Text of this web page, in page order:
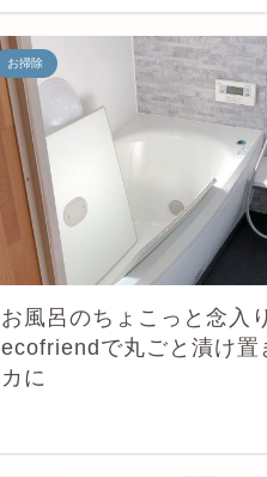
お掃除
お風呂のちょこっと念入
ecofriendで丸ごと漬け置
カに